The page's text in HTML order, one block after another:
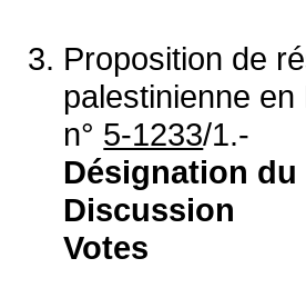
Proposition de
palestinienne
n° 5-1233/1.-
Désignation
Discussion
Votes